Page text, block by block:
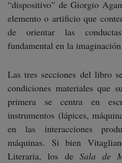
“dispositivo” de Giorgio
elemento o artificio que
de orientar las
fundamental en la
Las tres secciones del libro
condiciones materiales que
primera se centra en
instrumentos (lápices,
en las interacciones
máquinas. Si bien
Literaria, los deSala de